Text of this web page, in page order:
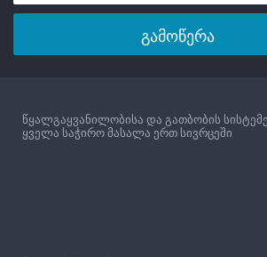
გამოწერა
წყალგაყვანილობისა და გათბობის
ყველა საჭირო მასალა ერთ სივრცეში